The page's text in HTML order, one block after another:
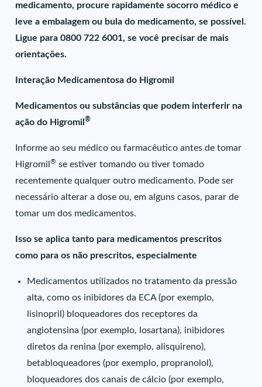
medicamento, procure rapidamente socorro médico e
leve a embalagem ou bula do medicamento, se possível.
Ligue para 0800 722 6001, se você precisar de mais
orientações.
Interação Medicamentosa do Higromil
Medicamentos ou substâncias que podem interferir na
ação do Higromil®
Informe ao seu médico ou farmacêutico antes de tomar
Higromil® se estiver tomando ou tiver tomado
recentemente qualquer outro medicamento. Pode ser
necessário alterar a dose ou, em alguns casos, parar de
tomar um dos medicamentos.
Isso se aplica tanto para medicamentos prescritos
como para os não prescritos, especialmente
Medicamentos utilizados no tratamento da pressão
alta, como os inibidores da ECA (por exemplo,
lisinopril) bloqueadores dos receptores da
angiotensina (por exemplo, losartana), inibidores
diretos da renina (por exemplo, alisquireno),
betabloqueadores (por exemplo, propranolol),
bloqueadores dos canais de cálcio (por exemplo,